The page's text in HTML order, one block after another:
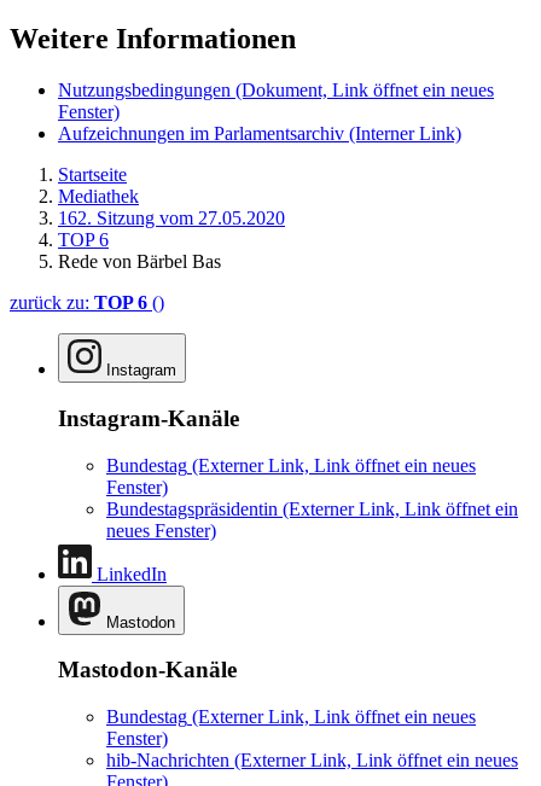
Weitere Informationen
Nutzungsbedingungen (Dokument, Link öffnet ein neues
Fenster)
Aufzeichnungen im Parlamentsarchiv (Interner Link)
Startseite
Mediathek
162. Sitzung vom 27.05.2020
TOP 6
Rede von Bärbel Bas
zurück zu: TOP 6 ()
Instagram
Instagram-Kanäle
Bundestag (Externer Link, Link öffnet ein neues
Fenster)
Bundestagspräsidentin (Externer Link, Link öffnet ein
neues Fenster)
LinkedIn
Mastodon
Mastodon-Kanäle
Bundestag (Externer Link, Link öffnet ein neues
Fenster)
hib-Nachrichten (Externer Link, Link öffnet ein neues